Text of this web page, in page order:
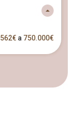
562€ a 750.000€